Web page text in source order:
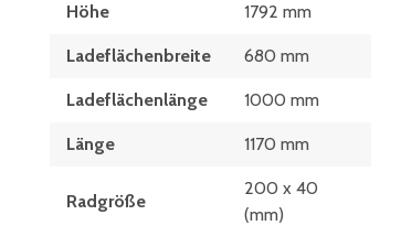
Höhe 1792 mm
Ladeflächenbreite 680 mm
Ladeflächenlänge 1000 mm
Länge 1170 mm
Radgröße
200 x 40
(mm)